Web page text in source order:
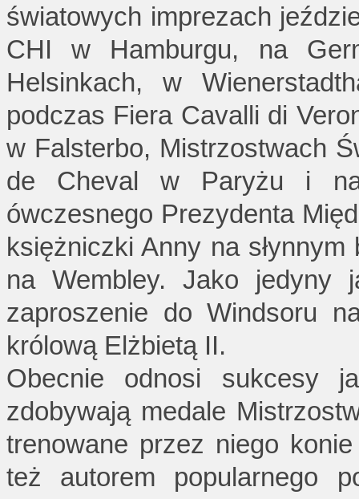
światowych imprezach
CHI w Hamburgu, na
Helsinkach, w
podczas Fiera Cavalli di
w Falsterbo, Mistrzostwach
de Cheval w Paryżu i
ówczesnego Prezydenta
księżniczki Anny na
na Wembley. Jako jedyny
zaproszenie do Windsoru
królową Elżbietą II.
Obecnie odnosi sukcesy
zdobywają medale
trenowane przez niego
też autorem popularnego